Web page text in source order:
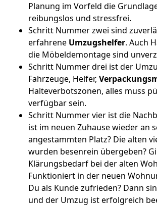
Planung im Vorfeld die
reibungslos und stressfrei.
Schritt Nummer zwei sind
erfahrene Umzugshelfer. Auch
die Möbeldemontage sind
Schritt Nummer drei ist der
Fahrzeuge, Helfer,
Halteverbotszonen, alles muss
verfügbar sein.
Schritt Nummer vier ist die
ist im neuen Zuhause wieder an
angestammten Platz? Die alten
wurden besenrein übergeben?
Klärungsbedarf bei der alten
Funktioniert in der neuen
Du als Kunde zufrieden? Dann
und der Umzug ist erfolgreich